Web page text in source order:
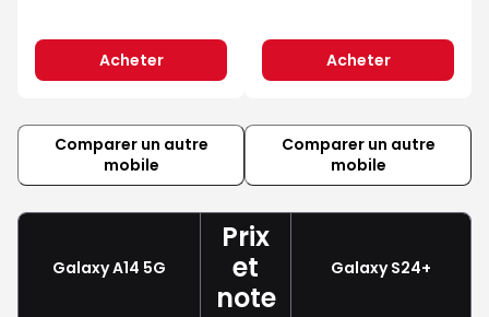
Acheter Acheter
Comparer un autre
mobile
Comparer un autre
mobile
Galaxy A14 5G
Prix
et
note
Galaxy S24+